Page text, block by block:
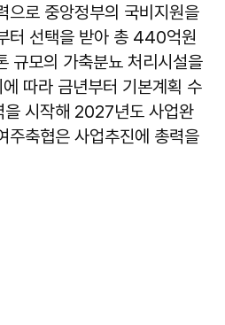
으로 중앙정부의 국비지원을
터 선택을 받아 총 440억원
규모의 가축분뇨 처리시설을
따라 금년부터 기본계획 수
을 시작해 2027년도 사업완
주축협은 사업추진에 총력을